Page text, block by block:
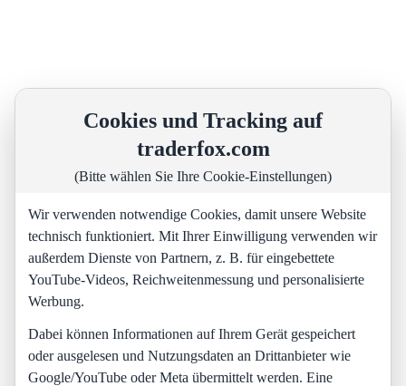
Cookies und Tracking auf
traderfox.com
(Bitte wählen Sie Ihre Cookie-Einstellungen)
Wir verwenden notwendige Cookies, damit unsere Website
technisch funktioniert. Mit Ihrer Einwilligung verwenden wir
außerdem Dienste von Partnern, z. B. für eingebettete
YouTube-Videos, Reichweitenmessung und personalisierte
Werbung.
Dabei können Informationen auf Ihrem Gerät gespeichert
oder ausgelesen und Nutzungsdaten an Drittanbieter wie
Google/YouTube oder Meta übermittelt werden. Eine